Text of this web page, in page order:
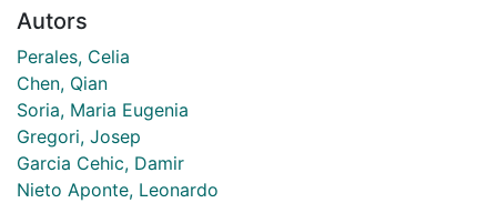
Autors
Perales, Celia
Chen, Qian
Soria, Maria Eugenia
Gregori, Josep
Garcia Cehic, Damir
Nieto Aponte, Leonardo